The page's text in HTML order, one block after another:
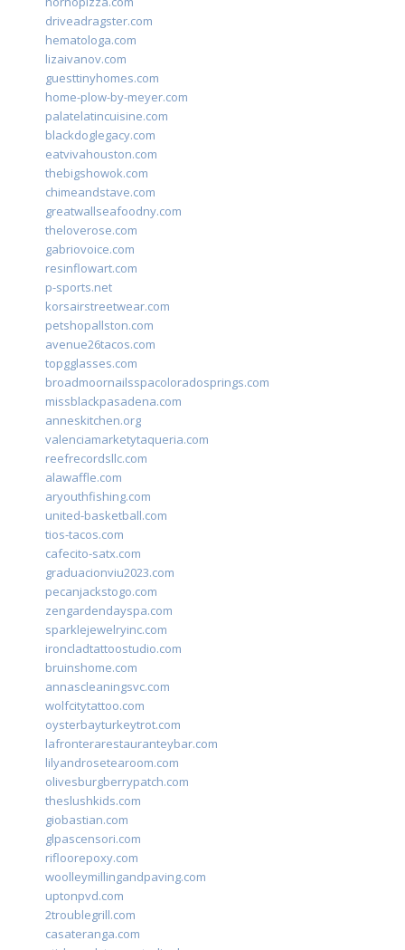
driveadragster.com
hematologa.com
lizaivanov.com
guesttinyhomes.com
home-plow-by-meyer.com
palatelatincuisine.com
blackdoglegacy.com
eatvivahouston.com
thebigshowok.com
chimeandstave.com
greatwallseafoodny.com
theloverose.com
gabriovoice.com
resinflowart.com
p-sports.net
korsairstreetwear.com
petshopallston.com
avenue26tacos.com
topgglasses.com
broadmoornailsspacoloradosprings.com
missblackpasadena.com
anneskitchen.org
valenciamarketytaqueria.com
reefrecordsllc.com
alawaffle.com
aryouthfishing.com
united-basketball.com
tios-tacos.com
cafecito-satx.com
graduacionviu2023.com
pecanjackstogo.com
zengardendayspa.com
sparklejewelryinc.com
ironcladtattoostudio.com
bruinshome.com
annascleaningsvc.com
wolfcitytattoo.com
oysterbayturkeytrot.com
lafronterarestauranteybar.com
lilyandrosetearoom.com
olivesburgberrypatch.com
theslushkids.com
giobastian.com
glpascensori.com
rifloorepoxy.com
woolleymillingandpaving.com
uptonpvd.com
2troublegrill.com
casateranga.com